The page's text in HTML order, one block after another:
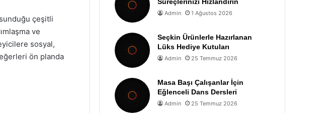
çeşitli
ve
sosyal,
ön planda
Admin 1 Ağustos 2026
Seçkin Ürünlerle Hazırlanan
Lüks Hediye Kutuları
Admin 25 Temmuz 2026
Masa Başı Çalışanlar İçin
Eğlenceli Dans Dersleri
Admin 25 Temmuz 2026